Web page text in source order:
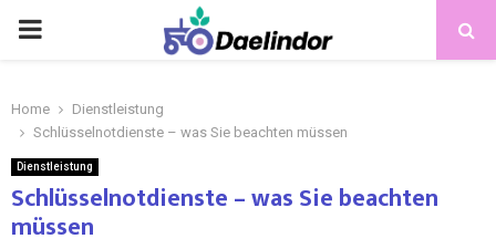
Home
Dienstleistung
Schlüsselnotdienste – was Sie beachten müssen
Dienstleistung
Schlüsselnotdienste – was Sie beachten
müssen